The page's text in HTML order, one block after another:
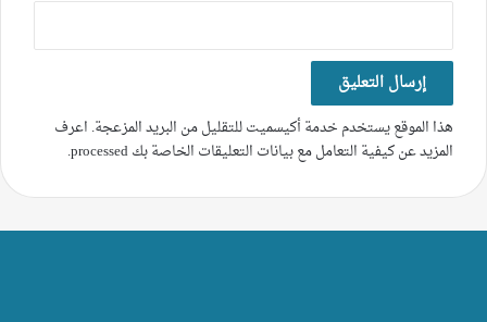
هذا الموقع يستخدم خدمة أكيسميت للتقليل من البريد المزعجة. اعرف
المزيد عن كيفية التعامل مع بيانات التعليقات الخاصة بك processed
.